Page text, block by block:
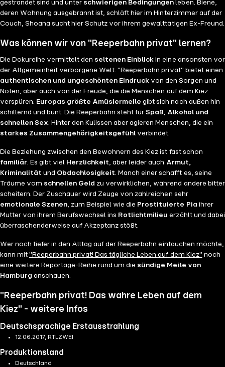
gestrandet sind und unter schwierigen Bedingungen leben. Biene,
deren Wohnung ausgebrannt ist, schläft hier im Hinterzimmer auf der
Couch, Shoana sucht hier Schutz vor ihrem gewalttätigen Ex-Freund.
Was können wir von "Reeperbahn privat" lernen?
Die Dokureihe vermittelt den seltenen Einblick in eine ansonsten vor
der Allgemeinheit verborgene Welt. "Reeperbahn privat" bietet einen
authentischen und ungeschönten Eindruck von den Sorgen und
Nöten, aber auch von der Freude, die die Menschen auf dem Kiez
verspüren. Europas größte Amüsiermeile gibt sich nach außen hin
schillernd und bunt. Die Reeperbahn steht fürSpaß, Alkohol und
schnellen Sex. Hinter den Kulissen aber agieren Menschen, die ein
starkes Zusammengehörigkeitsgefühl verbindet.
Die Beziehung zwischen den Bewohnern des Kiez ist fast schon
familiär. Es gibt viel Herzlichkeit, aber leider auch Armut,
Kriminalität und Obdachlosigkeit. Manch einer schafft es, seine
Träume vom schnellen Geld zu verwirklichen, während andere bitter
scheitern. Der Zuschauer wird Zeuge von zahlreichen sehr
emotionale Szenen, zum Beispiel wie die Prostituierte Pia ihrer
Mutter von ihrem Berufswechsel ins Rotlichtmilieu erzählt und dabei
überraschenderweise auf Akzeptanz stößt.
Wer noch tiefer in den Alltag auf der Reeperbahn eintauchen möchte,
kann mit"Reeperbahn privat! Das tägliche Leben auf dem Kiez" noch
eine weitere Reportage-Reihe rund um die sündige Meile von
Hamburg anschauen.
"Reeperbahn privat! Das wahre Leben auf dem
Kiez" - weitere Infos
Deutschsprachige Erstausstrahlung
12.06.2017, RTLZWEI
Produktionsland
Deutschland